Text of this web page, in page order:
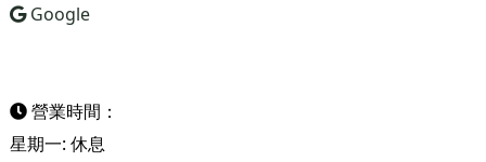
Google
營業時間：
星期一: 休息